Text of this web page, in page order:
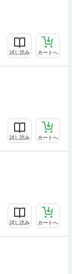
試し読み カートへ
試し読み カートへ
試し読み カートへ